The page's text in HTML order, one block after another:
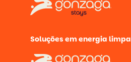
Soluções em energia limpa